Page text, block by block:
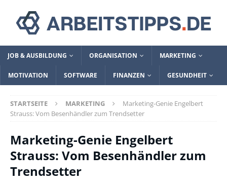
JOB & AUSBILDUNG ORGANISATION MARKETING
MOTIVATION SOFTWARE FINANZEN GESUNDHEIT
STARTSEITE MARKETING
Marketing-Genie Engelbert
Strauss: Vom Besenhändler zum Trendsetter
Marketing-Genie Engelbert
Strauss: Vom Besenhändler zum
Trendsetter